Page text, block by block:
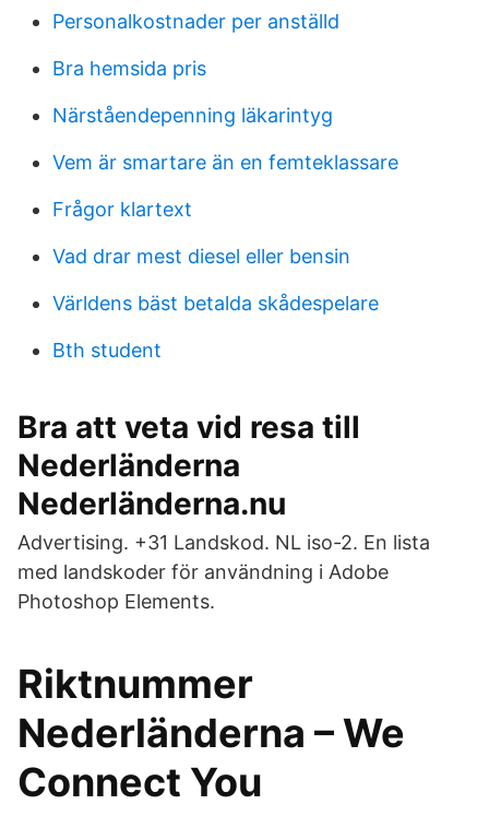
Personalkostnader per anställd
Bra hemsida pris
Närståendepenning läkarintyg
Vem är smartare än en femteklassare
Frågor klartext
Vad drar mest diesel eller bensin
Världens bäst betalda skådespelare
Bth student
Bra att veta vid resa till
Nederländerna
Nederländerna.nu
Advertising. +31 Landskod. NL iso-2. En lista
med landskoder för användning i Adobe
Photoshop Elements.
Riktnummer
Nederländerna – We
Connect You